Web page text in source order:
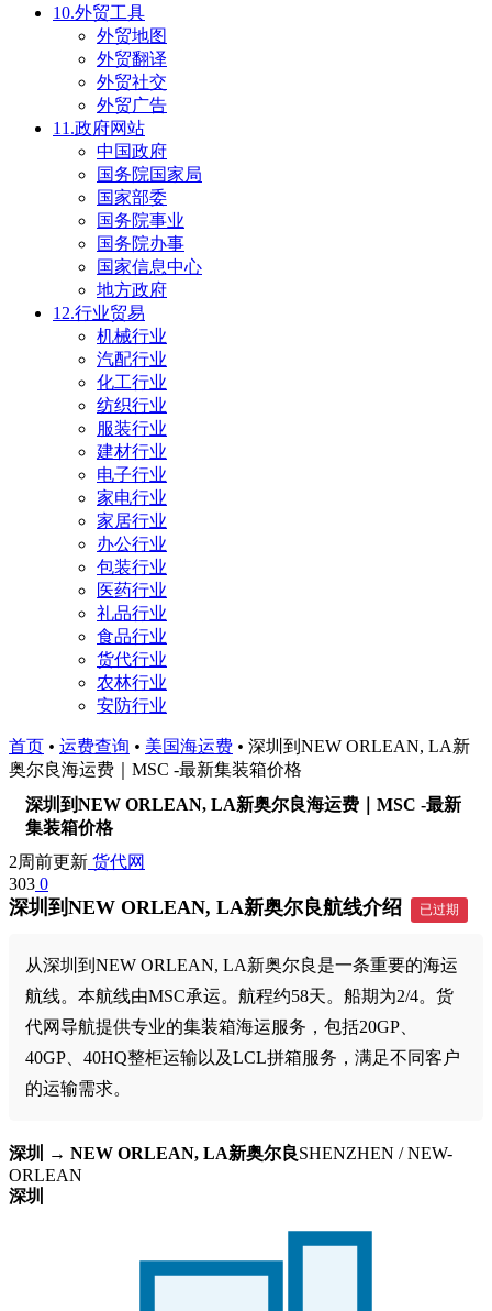
10.外贸工具
外贸地图
外贸翻译
外贸社交
外贸广告
11.政府网站
中国政府
国务院国家局
国家部委
国务院事业
国务院办事
国家信息中心
地方政府
12.行业贸易
机械行业
汽配行业
化工行业
纺织行业
服装行业
建材行业
电子行业
家电行业
家居行业
办公行业
包装行业
医药行业
礼品行业
食品行业
货代行业
农林行业
安防行业
首页 • 运费查询 • 美国海运费 • 深圳到NEW ORLEAN, LA新
奥尔良海运费｜MSC -最新集装箱价格
深圳到NEW ORLEAN, LA新奥尔良海运费｜MSC -最新
集装箱价格
2周前更新 货代网
303 0
深圳到NEW ORLEAN, LA新奥尔良航线介绍 已过期
从深圳到NEW ORLEAN, LA新奥尔良是一条重要的海运
航线。本航线由MSC承运。航程约58天。船期为2/4。货
代网导航提供专业的集装箱海运服务，包括20GP、
40GP、40HQ整柜运输以及LCL拼箱服务，满足不同客户
的运输需求。
深圳 → NEW ORLEAN, LA新奥尔良SHENZHEN / NEW-
ORLEAN
深圳